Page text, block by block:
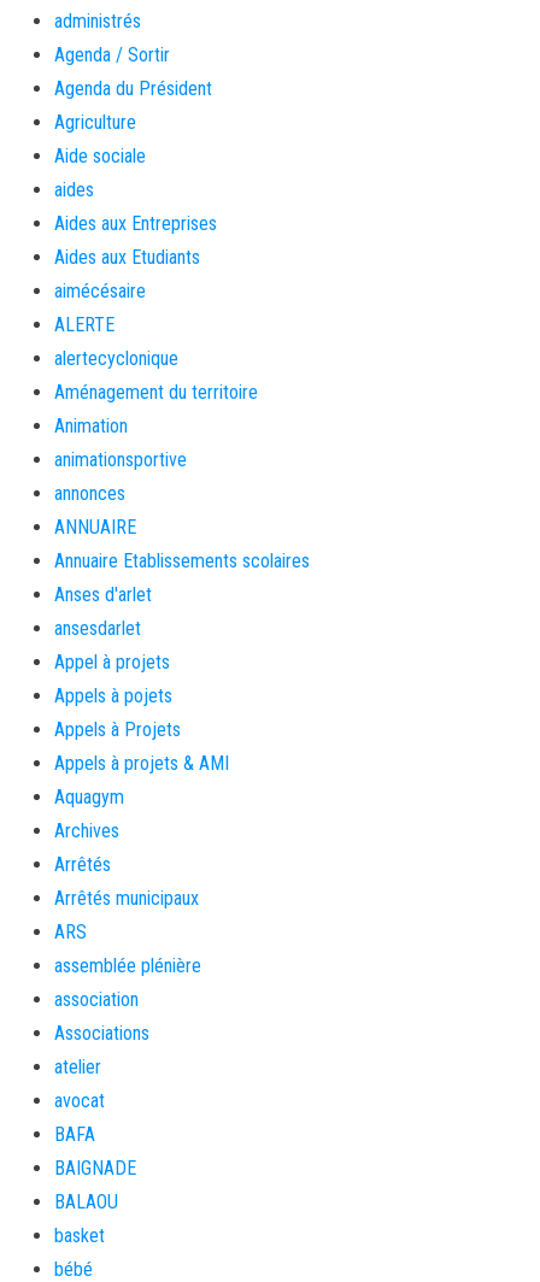
administrés
Agenda / Sortir
Agenda du Président
Agriculture
Aide sociale
aides
Aides aux Entreprises
Aides aux Etudiants
aimécésaire
ALERTE
alertecyclonique
Aménagement du territoire
Animation
animationsportive
annonces
ANNUAIRE
Annuaire Etablissements scolaires
Anses d'arlet
ansesdarlet
Appel à projets
Appels à pojets
Appels à Projets
Appels à projets & AMI
Aquagym
Archives
Arrêtés
Arrêtés municipaux
ARS
assemblée plénière
association
Associations
atelier
avocat
BAFA
BAIGNADE
BALAOU
basket
bébé